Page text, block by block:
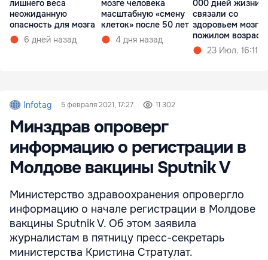
лишнего веса
неожиданную
опасность для мозга
6 дней назад
мозге человека
масштабную «смену
клеток» после 50 лет
4 дня назад
000 дней жизни
связали со
здоровьем мозга
пожилом
23 Июл. 16:11
Infotag 5 февраля 2021, 17:27 11 302
Минздрав опроверг
информацию о регистрации в
Молдове вакцины Sputnik V
Министерство здравоохранения опровергло
информацию о начале регистрации в Молдове
вакцины Sputnik V. Об этом заявила
журналистам в пятницу пресс-секретарь
министерства Кристина Стратулат.